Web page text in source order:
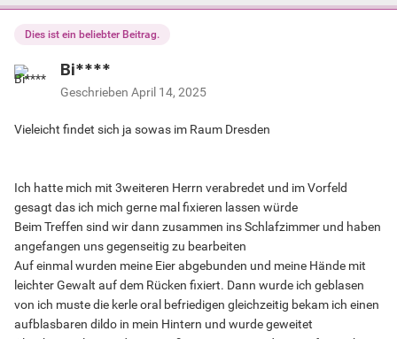
Dies ist ein beliebter Beitrag.
Bi****
Geschrieben April 14, 2025
Vieleicht findet sich ja sowas im Raum Dresden
Ich hatte mich mit 3weiteren Herrn verabredet und im Vorfeld
gesagt das ich mich gerne mal fixieren lassen würde
Beim Treffen sind wir dann zusammen ins Schlafzimmer und haben
angefangen uns gegenseitig zu bearbeiten
Auf einmal wurden meine Eier abgebunden und meine Hände mit
leichter Gewalt auf dem Rücken fixiert. Dann wurde ich geblasen
von ich muste die kerle oral befriedigen gleichzeitig bekam ich einen
aufblasbaren dildo in mein Hintern und wurde geweitet